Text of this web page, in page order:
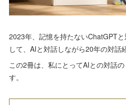
2023年、記憶を持たないChatGPT
して、AIと対話しながら20年の対話
この2冊は、私にとってAIとの対話
す。